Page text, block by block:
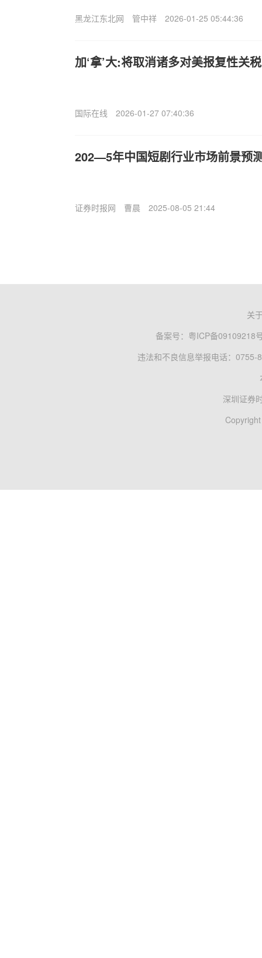
黑龙江东北网 管中祥 2026-01-25 05:44:36
加‘拿’大:将取消诸多对美报复性关
国际在线 2026-01-27 07:40:36
202—5年中国短剧行业市场前景预
证券时报网 曹晨 2025-08-05 21:44
关
备案号： 粤ICP备09109218
违法和不良信息举报电话：0755-
深圳证券